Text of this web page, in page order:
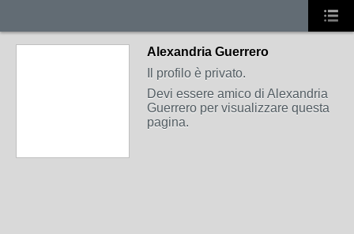
Alexandria Guerrero
Il profilo è privato.
Devi essere amico di Alexandria
Guerrero per visualizzare questa
pagina.